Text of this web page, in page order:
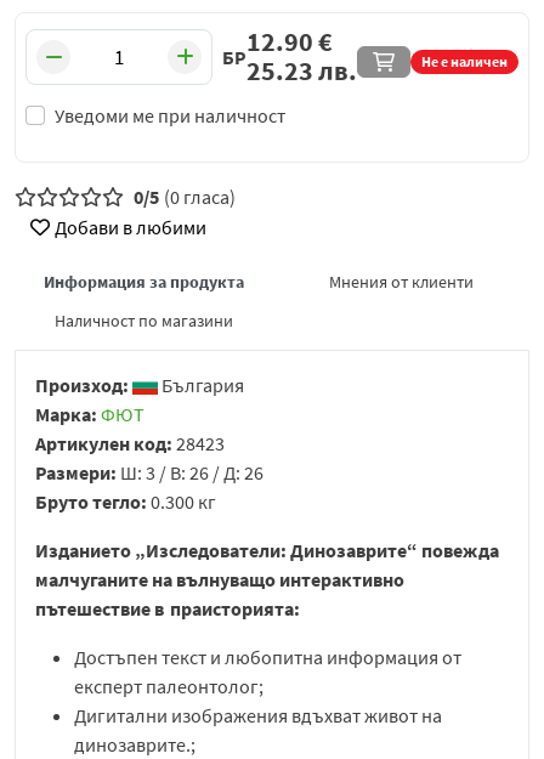
БР Не е наличен
Уведоми ме при наличност
12.90€
25.23лв.
0/5 (0 гласа)
Добави в любими
Информация за продукта
Мнения от клиенти
Наличност по магазини
Произход:
България
Марка: ФЮТ
Артикулен код: 28423
Размери: Ш: 3 / В: 26 / Д: 26
Бруто тегло: 0.300 кг
Изданието „Изследователи: Динозаврите“ повежда
малчуганите на вълнуващо интерактивно
пътeшествие в праисторията:
Достъпен текст и любопитна информация от
експерт палеонтолог;
Дигитални изображения вдъхват живот на
динозаврите.;